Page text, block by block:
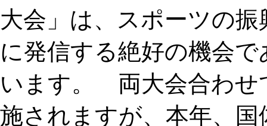
大会」は、スポーツの
に発信する絶好の機会
います。 両大会合わせ
施されますが、本年、